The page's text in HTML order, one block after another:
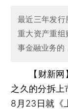
最近三年发
重大资产重
事金融业务的
【财新
之久的分拆
8月23日就《